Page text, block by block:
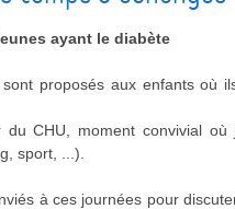
ayant le diabète
proposés aux enfants où
CHU, moment convivial où
sport, ...).
à ces journées pour